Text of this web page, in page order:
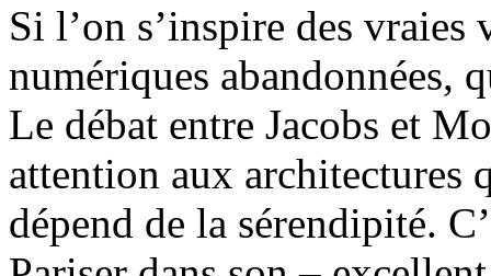
Si l’on s’inspire des
numériques abandonnées,
Le débat entre Jacobs et
attention aux architectures
dépend de la sérendipité.